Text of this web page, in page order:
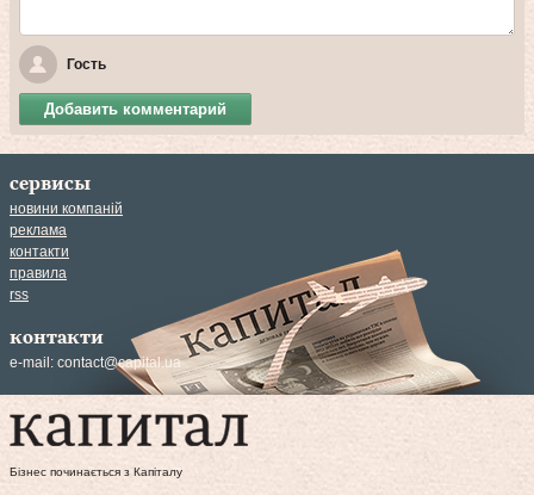
Гость
Добавить комментарий
сервисы
новини компаній
реклама
контакти
правила
rss
контакти
e-mail: contact@capital.ua
Бізнес починається з Капіталу